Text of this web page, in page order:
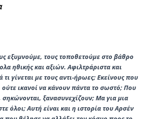
εξυμνούμε, τους τοποθετούμε στο βάθρο
ηθικής και αξιών. Αφιλτράριστα και
γίνεται με τους αντι-ήρωες; Εκείνους που
ούτε ικανοί να κάνουν πάντα το σωστό; Που
ξανασυνεχίζουν; Μα για μια
όλοι; Αυτή είναι και η ιστορία του Αρσέν